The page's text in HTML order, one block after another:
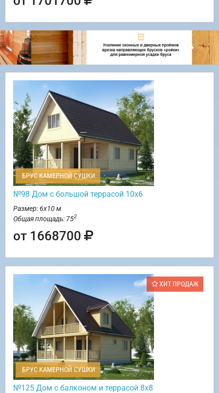
БРУС КАМЕРНОЙ СУШКИ
№98 Дом с большой террасой 10х6
Размер: 6х10 м
Общая площадь: 752
от 1668700
ХИТ ПРОДАЖ
БРУС КАМЕРНОЙ СУШКИ
№125 Дом с балконом и террасой 8х8